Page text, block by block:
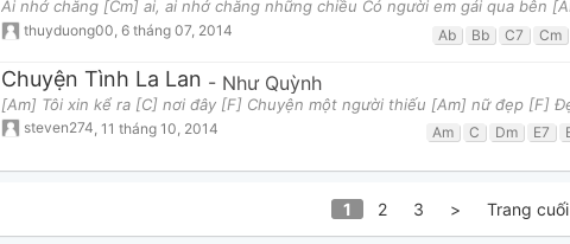
Ai nhớ chăng [Cm] ai, ai nhớ chăng những chiều Có người em gái qua bên
thuyduong00, 6 tháng 07, 2014 Ab Bb C7 Cm
Chuyện Tình La Lan - Như Quỳnh
[Am] Tôi xin kể ra [C] nơi đây [F] Chuyện một người thiếu [Am] nữ đẹp [F]
steven274 11 tháng 10, 2014 Am C Dm E7
1 2 3 > Trang cuối